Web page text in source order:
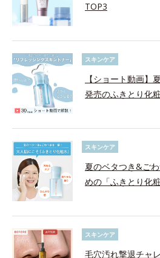
TOP3
スキンケア
【ショート動画】
発売のふきとり化
スキンケア
夏のベタつき&ご
めの「ふきとり化
スキンケア
毛穴汚れ撃退チャ